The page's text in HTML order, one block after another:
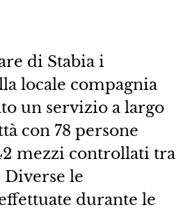
di Stabia i
locale compagnia
un servizio a largo
con 78 persone
mezzi controllati tra
Diverse le
durante le